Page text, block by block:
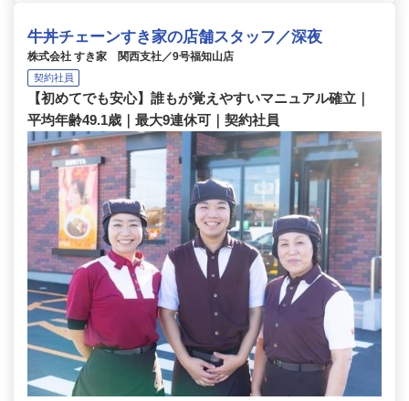
牛丼チェーンすき家の店舗スタッフ／深夜
株式会社 すき家 関西支社／9号福知山店
契約社員
【初めてでも安心】誰もが覚えやすいマニュアル確立｜
平均年齢49.1歳｜最大9連休可｜契約社員